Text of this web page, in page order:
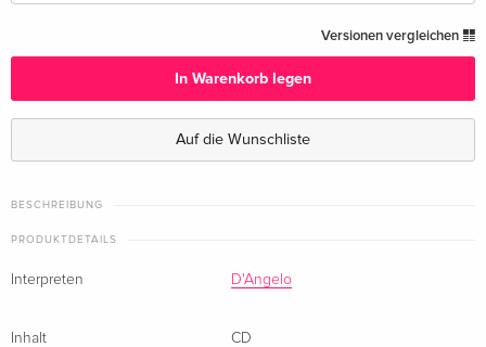
CHF 22.50
· Japan Edition
· Japan Edition
Versionen vergleichen
In Warenkorb legen
Auf die Wunschliste
BESCHREIBUNG
PRODUKTDETAILS
Interpreten D'Angelo
Inhalt
CD